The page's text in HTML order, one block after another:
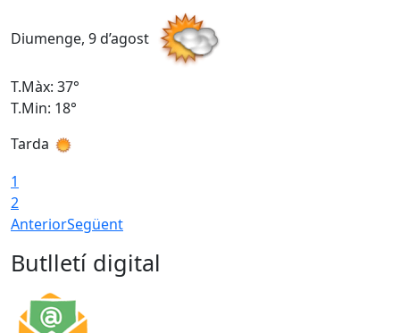
Diumenge, 9 d’agost
T.Màx: 37°
T.Min: 18°
Tarda
1
2
AnteriorSegüent
Butlletí digital